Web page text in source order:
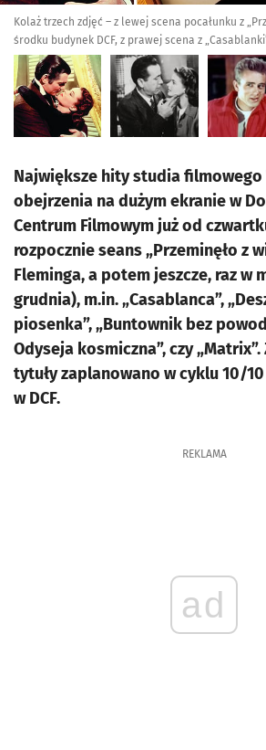
Kolaż trzech zdjęć – z lewej scena pocałunku z
środku budynek DCF, z prawej scena z
Największe hity studia filmowego
obejrzenia na dużym ekranie w
Centrum Filmowym już od
rozpocznie seans „Przeminęło z
Fleminga, a potem jeszcze, raz w
grudnia), m.in. „Casablanca”,
piosenka”, „Buntownik bez
Odyseja kosmiczna”, czy
tytuły zaplanowano w cyklu 10/
w DCF.
REKLAMA
ad